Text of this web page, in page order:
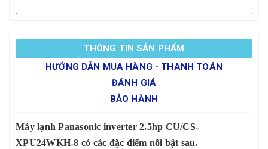
THÔNG TIN SẢN PHẨM
HƯỚNG DẪN MUA HÀNG - THANH TOÁN
ĐÁNH GIÁ
BẢO HÀNH
Máy lạnh Panasonic inverter 2.5hp CU/CS-
XPU24WKH-8 có các đặc điểm nổi bật sau.